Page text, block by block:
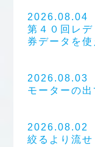
2026.08.04
第４０回レ
券データを使
2026.08.03
モーターの
2026.08.02
絞るより流せ